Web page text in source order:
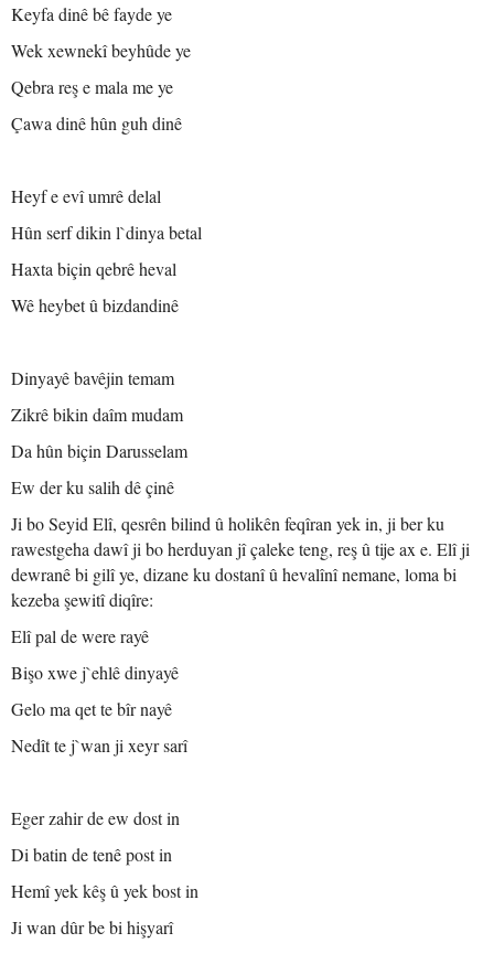
Keyfa dinê bê fayde ye
Wek xewnekî beyhûde ye
Qebra reş e mala me ye
Çawa dinê hûn guh dinê
Heyf e evî umrê delal
Hûn serf dikin l`dinya betal
Haxta biçin qebrê heval
Wê heybet û bizdandinê
Dinyayê bavêjin temam
Zikrê bikin daîm mudam
Da hûn biçin Darusselam
Ew der ku salih dê çinê
Ji bo Seyid Elî, qesrên bilind û holikên feqîran yek in, ji ber ku
rawestgeha dawî ji bo herduyan jî çaleke teng, reş û tije ax e. Elî ji
dewranê bi gilî ye, dizane ku dostanî û hevalînî nemane, loma bi
kezeba şewitî diqîre:
Elî pal de were rayê
Bişo xwe j`ehlê dinyayê
Gelo ma qet te bîr nayê
Nedît te j`wan ji xeyr sarî
Eger zahir de ew dost in
Di batin de tenê post in
Hemî yek kêş û yek bost in
Ji wan dûr be bi hişyarî